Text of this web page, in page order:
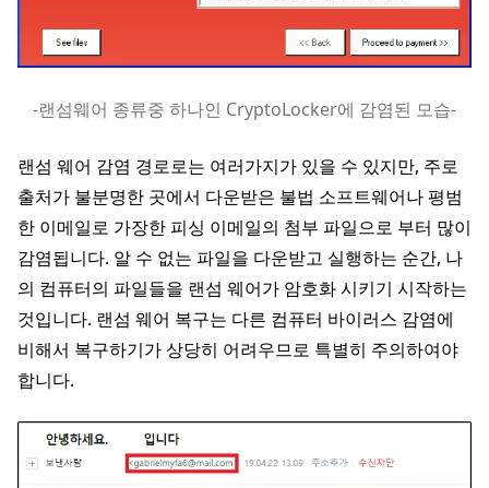
-랜섬웨어 종류중 하나인 CryptoLocker에 감염된 모습-
랜섬 웨어 감염 경로로는 여러가지가 있을 수 있지만, 주로
출처가 불분명한 곳에서 다운받은 불법 소프트웨어나 평범
한 이메일로 가장한 피싱 이메일의 첨부 파일으로 부터 많이
감염됩니다. 알 수 없는 파일을 다운받고 실행하는 순간, 나
의 컴퓨터의 파일들을 랜섬 웨어가 암호화 시키기 시작하는
것입니다. 랜섬 웨어 복구는 다른 컴퓨터 바이러스 감염에
비해서 복구하기가 상당히 어려우므로 특별히 주의하여야
합니다.